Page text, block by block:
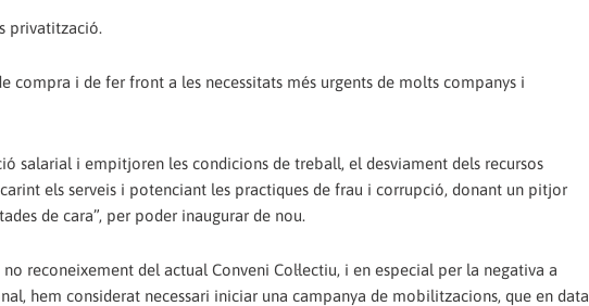
privatització.
compra i de fer front a les necessitats més urgents de molts companys i
salarial i empitjoren les condicions de treball, el desviament dels recursos
els serveis i potenciant les practiques de frau i corrupció, donant un pitjor
de cara”, per poder inaugurar de nou.
reconeixement del actual Conveni Col·lectiu, i en especial per la negativa a
hem considerat necessari iniciar una campanya de mobilitzacions, que en data